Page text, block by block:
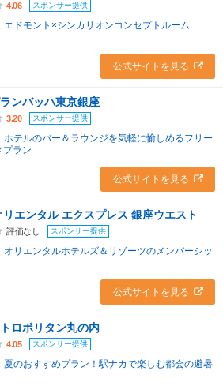
4.06 スポンサー提供
エドモント×シンカリオンコンセプトルーム
公式サイトを見る
ンバッハ東京銀座
3.20 スポンサー提供
ホテルのバー＆ラウンジを気軽に愉しめるフリー
プラン
公式サイトを見る
エンタル エクスプレス 銀座ウエスト
評価なし スポンサー提供
オリエンタルホテルズ＆リゾーツのメンバーシッ
公式サイトを見る
ロポリタン丸の内
4.05 スポンサー提供
夏のおすすめプラン！駅ナカで楽しむ都会の避暑